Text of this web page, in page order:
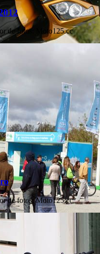
de fotos Moto125.cc
de fotos: Moto125.cc